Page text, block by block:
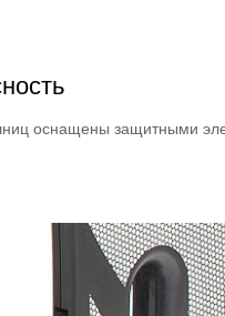
оснащены защитными